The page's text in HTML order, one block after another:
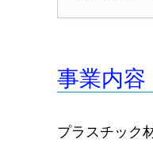
事業内容
プラスチック